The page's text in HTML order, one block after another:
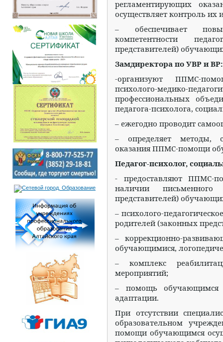
регламентирующих
осуществляет контроль их
– обеспечивает
компетентности
представителей)
Замдиректора по УВР и ВР:
-организуют ППМС-
психолого-медико-
профессиональных
педагога-психолога,
– ежегодно проводит
– определяет методы,
оказания ППМС-помощи
Педагог-психолог,
- предоставляют ППМС-
наличии письменного
представителей)
– психолого-
родителей (законных
– коррекционно-
обучающимися,
– комплекс
мероприятий;
– помощь обучающимся
адаптации.
При отсутствии
образовательном
помощи обучающимся